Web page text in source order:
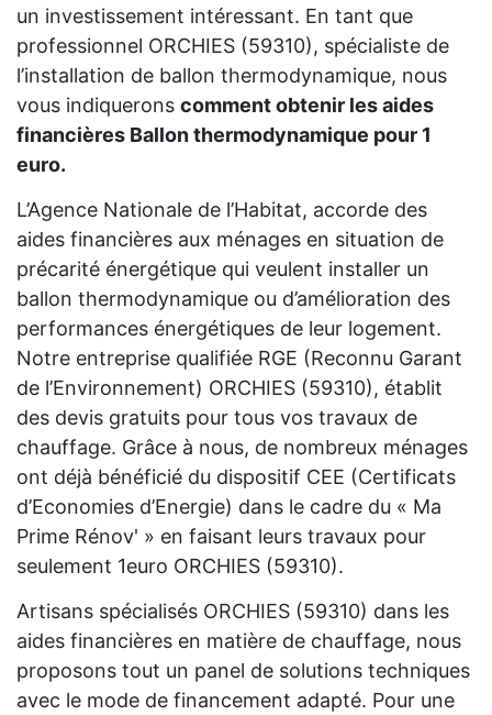
un investissement intéressant. En tant que
professionnel ORCHIES (59310), spécialiste de
l’installation de ballon thermodynamique, nous
vous indiquerons comment obtenir les aides
financières Ballon thermodynamique pour 1
euro.
L’Agence Nationale de l’Habitat, accorde des
aides financières aux ménages en situation de
précarité énergétique qui veulent installer un
ballon thermodynamique ou d’amélioration des
performances énergétiques de leur logement.
Notre entreprise qualifiée RGE (Reconnu Garant
de l’Environnement) ORCHIES (59310), établit
des devis gratuits pour tous vos travaux de
chauffage. Grâce à nous, de nombreux ménages
ont déjà bénéficié du dispositif CEE (Certificats
d’Economies d’Energie) dans le cadre du « Ma
Prime Rénov' » en faisant leurs travaux pour
seulement 1euro ORCHIES (59310).
Artisans spécialisés ORCHIES (59310) dans les
aides financières en matière de chauffage, nous
proposons tout un panel de solutions techniques
avec le mode de financement adapté. Pour une